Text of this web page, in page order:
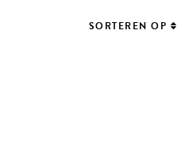
SORTEREN OP